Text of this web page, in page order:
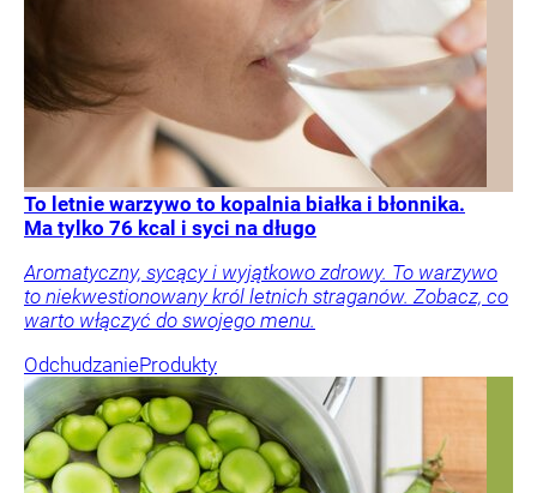
To letnie warzywo to kopalnia białka i błonnika.
Ma tylko 76 kcal i syci na długo
Aromatyczny, sycący i wyjątkowo zdrowy. To warzywo
to niekwestionowany król letnich straganów. Zobacz, co
warto włączyć do swojego menu.
OdchudzanieProdukty